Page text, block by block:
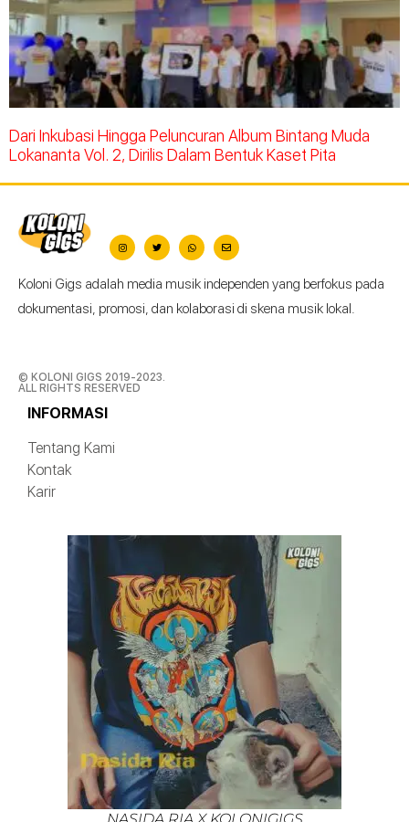
Dari Inkubasi Hingga Peluncuran Album Bintang Muda
Lokananta Vol. 2, Dirilis Dalam Bentuk Kaset Pita
Koloni Gigs adalah media musik independen yang berfokus pada
dokumentasi, promosi, dan kolaborasi di skena musik lokal.
© KOLONI GIGS 2019-2023.
ALL RIGHTS RESERVED
INFORMASI
Tentang Kami
Kontak
Karir
NASIDA RIA X KOLONIGIGS